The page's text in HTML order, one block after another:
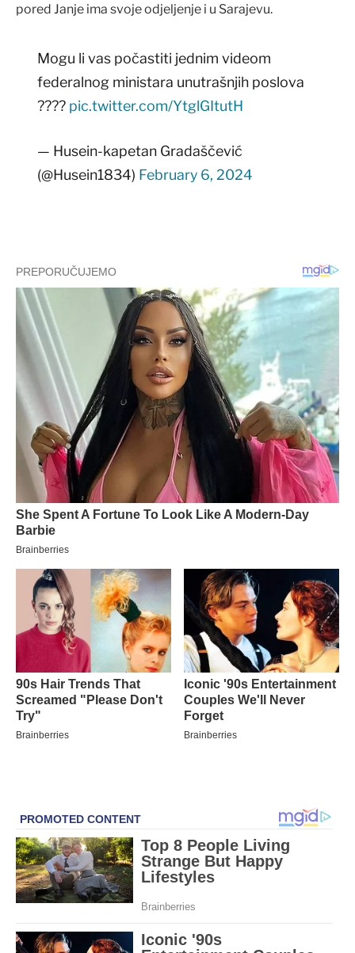
pored Janje ima svoje odjeljenje i u Sarajevu.
Mogu li vas počastiti jednim videom
federalnog ministara unutrašnjih poslova
???? pic.twitter.com/YtglGItutH
— Husein-kapetan Gradaščević
(@Husein1834) February 6, 2024